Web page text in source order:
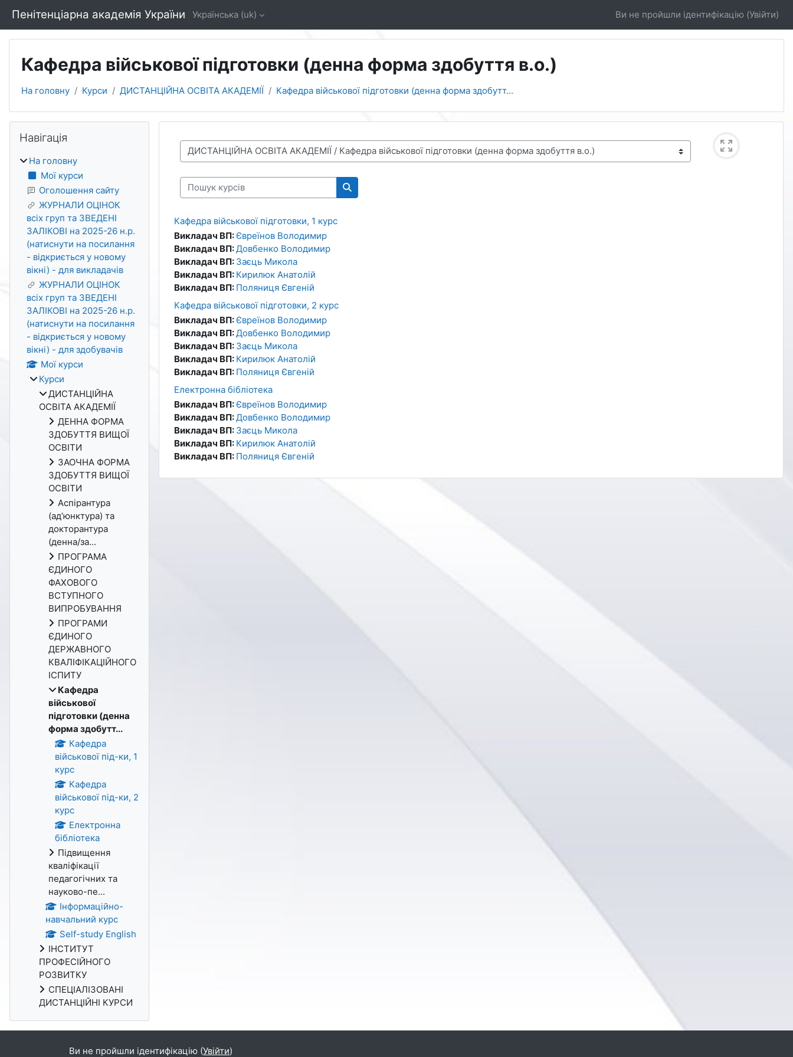
Пенітенціарна академія України Українська ‎(uk)‎ Ви не пройшли ідентифікацію (Увійти)
Кафедра військової підготовки (денна форма здобуття в.о.)
На головну Курси ДИСТАНЦІЙНА ОСВІТА АКАДЕМІЇ Кафедра військової підготовки (денна форма здобутт...
Категорії курсів
Пошук курсів
Пошук курсів
Кафедра військової підготовки, 1 курс
Викладач ВП:Євреїнов Володимир
Викладач ВП:Довбенко Володимир
Викладач ВП: Заєць Микола
Викладач ВП: Кирилюк Анатолій
Викладач ВП: Поляниця Євгеній
Кафедра військової підготовки, 2 курс
Викладач ВП:Євреїнов Володимир
Викладач ВП:Довбенко Володимир
Викладач ВП: Заєць Микола
Викладач ВП: Кирилюк Анатолій
Викладач ВП: Поляниця Євгеній
Електронна бібліотека
Викладач ВП:Євреїнов Володимир
Викладач ВП:Довбенко Володимир
Викладач ВП: Заєць Микола
Викладач ВП: Кирилюк Анатолій
Викладач ВП: Поляниця Євгеній
Блоки
Навігація
На головну
Мої курси
Оголошення сайту
ЖУРНАЛИ ОЦІНОК
всіх груп та ЗВЕДЕНІ
ЗАЛІКОВІ на 2025-26 н.р.
(натиснути на посилання
- відкриється у новому
вікні) - для викладачів
ЖУРНАЛИ ОЦІНОК
всіх груп та ЗВЕДЕНІ
ЗАЛІКОВІ на 2025-26 н.р.
(натиснути на посилання
- відкриється у новому
вікні) - для здобувачів
Мої курси
Курси
ДИСТАНЦІЙНА
ОСВІТА АКАДЕМІЇ
ДЕННА ФОРМА
ЗДОБУТТЯ ВИЩОЇ
ОСВІТИ
ЗАОЧНА ФОРМА
ЗДОБУТТЯ ВИЩОЇ
ОСВІТИ
Аспірантура
(ад’юнктура) та
докторантура
(денна/за...
ПРОГРАМА
ЄДИНОГО
ФАХОВОГО
ВСТУПНОГО
ВИПРОБУВАННЯ
ПРОГРАМИ
ЄДИНОГО
ДЕРЖАВНОГО
КВАЛІФІКАЦІЙНОГО
ІСПИТУ
Кафедра
військової
підготовки (денна
форма здобутт...
Кафедра
військової під-ки, 1
курс
Кафедра
військової під-ки, 2
курс
Електронна
бібліотека
Підвищення
кваліфікації
педагогічних та
науково-пе...
Інформаційно-
навчальний курс
Self-study English
ІНСТИТУТ
ПРОФЕСІЙНОГО
РОЗВИТКУ
СПЕЦІАЛІЗОВАНІ
ДИСТАНЦІЙНІ КУРСИ
Ви не пройшли ідентифікацію (Увійти)